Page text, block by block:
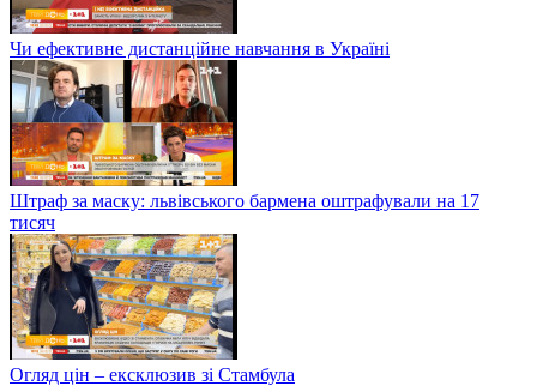
Чи ефективне дистанційне навчання в Україні
Штраф за маску: львівського бармена оштрафували на 17
тисяч
Огляд цін – ексклюзив зі Стамбула